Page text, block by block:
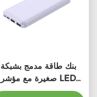
بنك طاقة مدمج بشبكة
صغيرة مع مؤشر LED
10000mAh سعة عالية